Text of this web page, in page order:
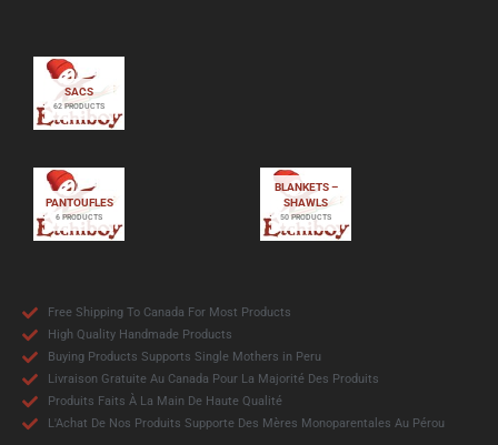
SACS
62 PRODUCTS
PANTOUFLES
6 PRODUCTS
BLANKETS –
SHAWLS
50 PRODUCTS
Free Shipping To Canada For Most Products
High Quality Handmade Products
Buying Products Supports Single Mothers in Peru
Livraison Gratuite Au Canada Pour La Majorité Des Produits
Produits Faits À La Main De Haute Qualité
L'Achat De Nos Produits Supporte Des Mères Monoparentales Au Pérou